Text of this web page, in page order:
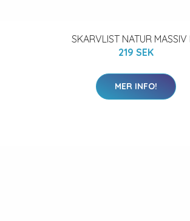
SKARVLIST NATUR MASSIV
219 SEK
MER INFO!